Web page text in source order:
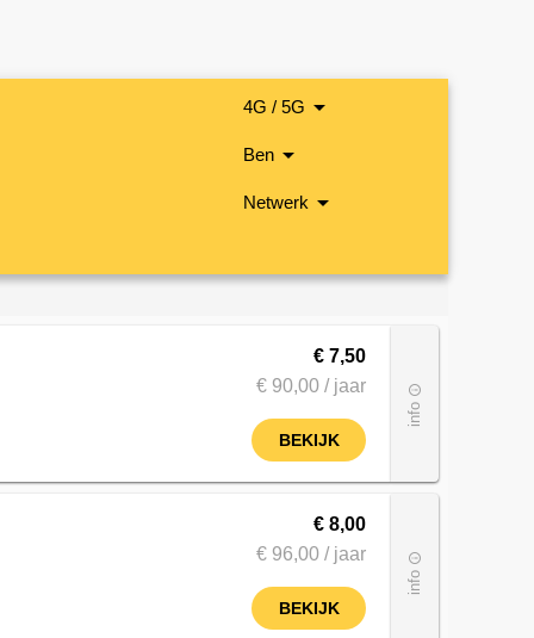
4G / 5G arrow_drop_down
Ben arrow_drop_down
Netwerk arrow_drop_down
€ 7,50
€ 90,00 / jaar
BEKIJK
info
info_outline
€ 8,00
€ 96,00 / jaar
BEKIJK
info
info_outline